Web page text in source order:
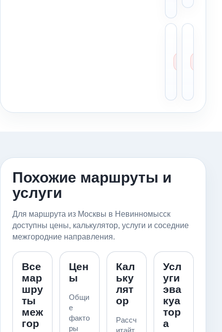
Похожие маршруты и
услуги
Для маршрута из Москвы в Невинномысск
доступны цены, калькулятор, услуги и соседние
межгородние направления.
Все
мар
шру
ты
меж
гор
Цен
ы
Общи
е
факто
ры
Кал
ьку
лят
ор
Рассч
итайт
Усл
уги
эва
куа
тор
а